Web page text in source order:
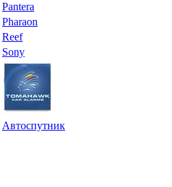
Pantera
Pharaon
Reef
Sony
Автоспутник